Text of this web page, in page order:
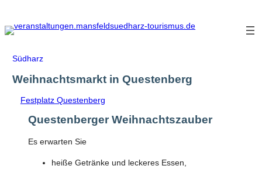
Inhalt
springen
Südharz
Weihnachtsmarkt in Questenberg
Festplatz Questenberg
Questenberger Weihnachtszauber
Es erwarten Sie
heiße Getränke und leckeres Essen,